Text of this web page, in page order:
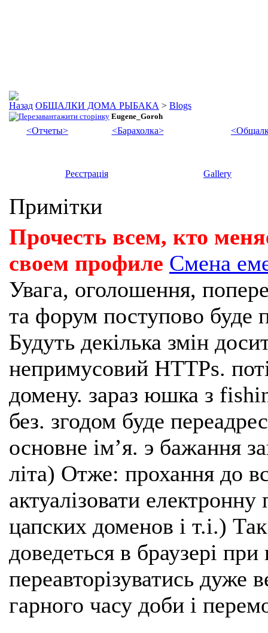
ОБЩАЛКИ ДОМА РЫБАКА > Blogs
Eugene_Goroh
<Отчеты> <Барахолка>
Реєстрація Gallery
Примітки
Прочесть всем, кто
своем профиле Смена
Увага, оголошення,
та форум поступово буде
Будуть декілька змін
непримусовий HTTPs.
домену. зараз юшка з
без. згодом буде
основне імʼя. э бажання
літа) Отже: прохання до
актуалізовати
цапских доменов і т.і.)
доведеться в браузері
переавторізуватись
гарного часу доби і